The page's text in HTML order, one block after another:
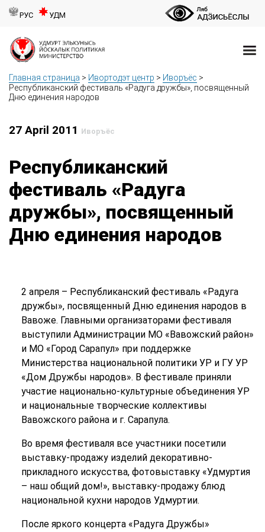
РУС УДМ
Главная страница > Ивортодэт центр > Иворъёс >
Республиканский фестиваль «Радуга дружбы», посвященный
Дню единения народов
27 April 2011 Иворъёс
Республиканский
фестиваль «Радуга
дружбы», посвященный
Дню единения народов
2 апреля – Республиканский фестиваль «Радуга
дружбы», посвященный Дню единения народов в
Вавоже. Главными организаторами фестиваля
выступили Администрации МО «Вавожский район»
и МО «Город Сарапул» при поддержке
Министерства национальной политики УР и ГУ УР
«Дом Дружбы народов». В фестивале приняли
участие национально-культурные объединения УР
и национальные творческие коллективы
Вавожского района и г. Сарапула.
Во время фестиваля все участники посетили
выставку-продажу изделий декоративно-
прикладного искусства, фотовыставку «Удмуртия
– наш общий дом!», выставку-продажу блюд
национальной кухни народов Удмуртии.
После яркого концерта «Радуга Дружбы»